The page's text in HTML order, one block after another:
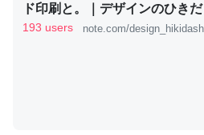
─ニュース :: 【研究発表】昆虫学の大
いのか」に関する新仮説
ド印刷と。｜デザインのひき
津田淳子
193 users note.com/